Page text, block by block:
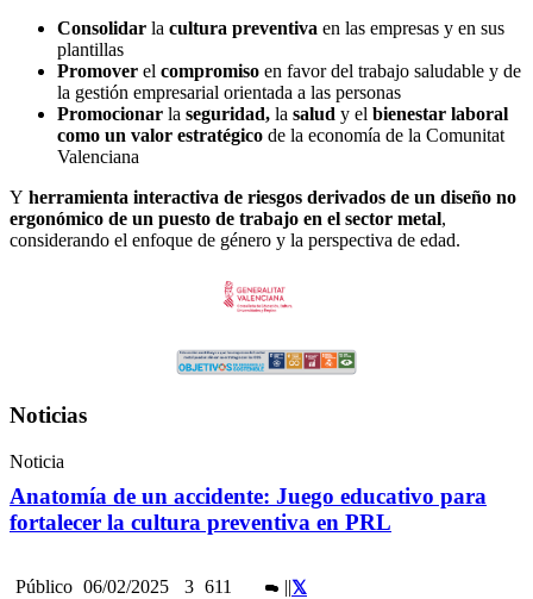
Consolidar la cultura preventiva en las empresas y en sus
plantillas
Promover el compromiso en favor del trabajo saludable y de
la gestión empresarial orientada a las personas
Promocionar la seguridad, la salud y el bienestar laboral
como un valor estratégico de la economía de la Comunitat
Valenciana
Y herramienta interactiva de riesgos derivados de un diseño no
ergonómico de un puesto de trabajo en el sector metal,
considerando el enfoque de género y la perspectiva de edad.
Noticias
Noticia
Anatomía de un accidente: Juego educativo para
fortalecer la cultura preventiva en PRL
Público 06/02/2025 3 611 ||